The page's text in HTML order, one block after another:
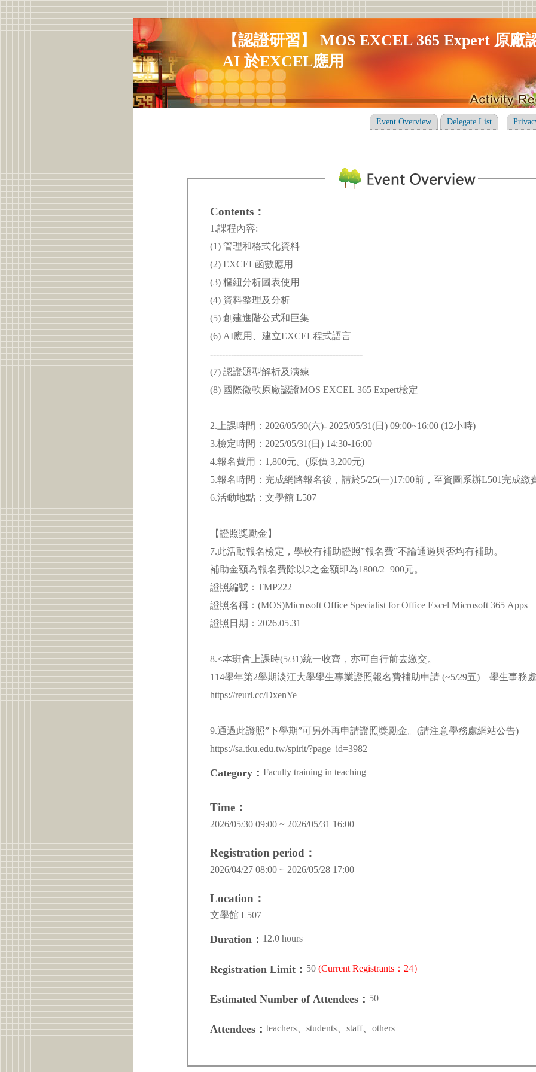
【認證研習】 MOS EXCEL 365 Expert 原廠
AI 於EXCEL應用
Event Overview Delegate List
Contents：
1.課程內容:
(1) 管理和格式化資料
(2) EXCEL函數應用
(3) 樞紐分析圖表使用
(4) 資料整理及分析
(5) 創建進階公式和巨集
(6) AI應用、建立EXCEL程式語言
---------------------------------------------------
(7) 認證題型解析及演練
(8) 國際微軟原廠認證MOS EXCEL 365 Expert檢定
2.上課時間：2026/05/30(六)- 2025/05/31(日) 09:00~16:00 (12小時)
3.檢定時間：2025/05/31(日) 14:30-16:00
4.報名費用：1,800元。(原價 3,200元)
5.報名時間：完成網路報名後，請於5/25(一)17:00前，至資圖系辦L501完成繳
6.活動地點：文學館 L507
【證照獎勵金】
7.此活動報名檢定，學校有補助證照”報名費”不論通過與否均有補助。
補助金額為報名費除以2之金額即為1800/2=900元。
證照編號：TMP222
證照名稱：(MOS)Microsoft Office Specialist for Office Excel Microsoft 365 Apps
證照日期：2026.05.31
8.<本班會上課時(5/31)統一收齊，亦可自行前去繳交。
114學年第2學期淡江大學學生專業證照報名費補助申請 (~5/29五) – 學生事務
https://reurl.cc/DxenYe
9.通過此證照”下學期”可另外再申請證照獎勵金。(請注意學務處網站公告)
https://sa.tku.edu.tw/spirit/?page_id=3982
Category： Faculty training in teaching
Time：
2026/05/30 09:00 ~ 2026/05/31 16:00
Registration period：
2026/04/27 08:00 ~ 2026/05/28 17:00
Location：
文學館 L507
Duration： 12.0 hours
Registration Limit： 50 (Current Registrants：24）
Estimated Number of Attendees： 50
Attendees： teachers、students、staff、others